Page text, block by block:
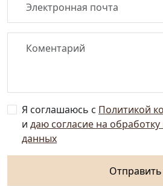
Я соглашаюсь с Политикой
и даю согласие на
данных
Отправить